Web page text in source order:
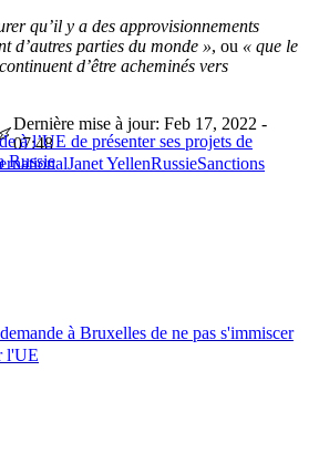
qu’il y a des approvisionnements
d’autres parties du monde », ou « que le
d’être acheminés vers
à l’UE de présenter ses projets de
Russie
Dernière mise à jour: Feb 17, 2022 -
07:48
Janet YellenRussieSanctions
à Bruxelles de ne pas s'immiscer
l'UE